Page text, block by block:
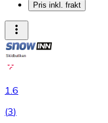
Pris inkl. frakt
1.6
(3)